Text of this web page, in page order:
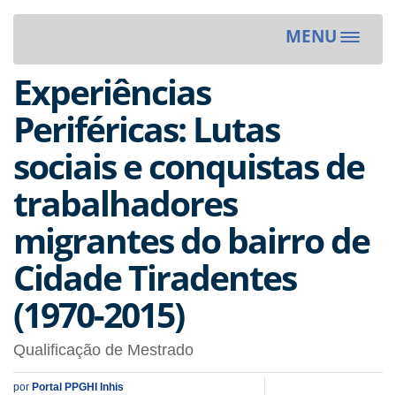
MENU
Toggle
Experiências
Periféricas: Lutas
sociais e conquistas de
trabalhadores
migrantes do bairro de
Cidade Tiradentes
(1970-2015)
Qualificação de Mestrado
por Portal PPGHI Inhis